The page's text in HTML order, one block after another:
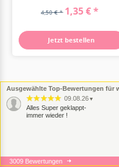
4,50 € * 1,35 € *
Jetzt bestellen
Ausgewählte Top-Bewertungen für
09.08.26 ▼
Alles Super geklappt-
immer wieder !
07.08.26▼
3009 Bewertungen